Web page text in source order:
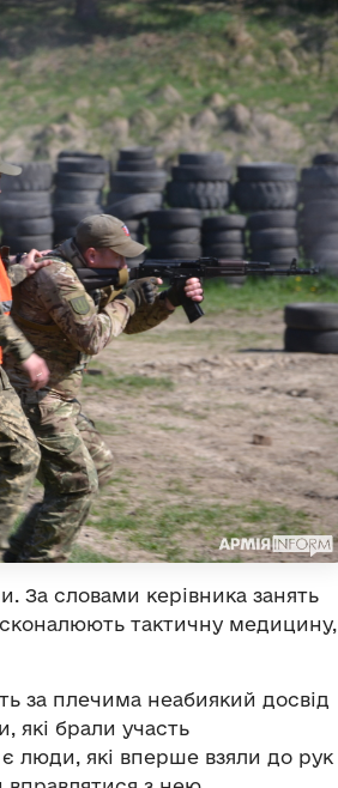
За словами керівника занять
тактичну медицину,
за плечима неабиякий досвід
які брали участь
люди, які вперше взяли до рук